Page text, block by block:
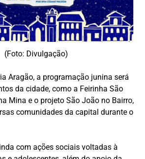
(Foto: Divulgação)
Aragão, a programação junina será
da cidade, como a Feirinha São
Mina e o projeto São João no Bairro,
comunidades da capital durante o
com ações sociais voltadas à